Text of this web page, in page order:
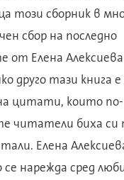
този сборник в
сбор на последно
от Елена
друго тази книга
цитати, които по-
читатели биха си
Елена
се нарежда сред